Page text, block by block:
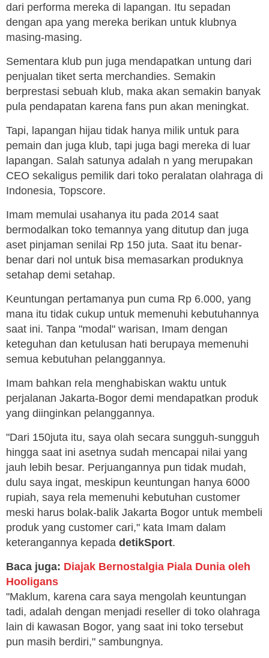
dari performa mereka di lapangan. Itu sepadan
dengan apa yang mereka berikan untuk klubnya
masing-masing.
Sementara klub pun juga mendapatkan untung dari
penjualan tiket serta merchandies. Semakin
berprestasi sebuah klub, maka akan semakin banyak
pula pendapatan karena fans pun akan meningkat.
Tapi, lapangan hijau tidak hanya milik untuk para
pemain dan juga klub, tapi juga bagi mereka di luar
lapangan. Salah satunya adalah n yang merupakan
CEO sekaligus pemilik dari toko peralatan olahraga di
Indonesia, Topscore.
Imam memulai usahanya itu pada 2014 saat
bermodalkan toko temannya yang ditutup dan juga
aset pinjaman senilai Rp 150 juta. Saat itu benar-
benar dari nol untuk bisa memasarkan produknya
setahap demi setahap.
Keuntungan pertamanya pun cuma Rp 6.000, yang
mana itu tidak cukup untuk memenuhi kebutuhannya
saat ini. Tanpa "modal" warisan, Imam dengan
keteguhan dan ketulusan hati berupaya memenuhi
semua kebutuhan pelanggannya.
Imam bahkan rela menghabiskan waktu untuk
perjalanan Jakarta-Bogor demi mendapatkan produk
yang diinginkan pelanggannya.
"Dari 150juta itu, saya olah secara sungguh-sungguh
hingga saat ini asetnya sudah mencapai nilai yang
jauh lebih besar. Perjuangannya pun tidak mudah,
dulu saya ingat, meskipun keuntungan hanya 6000
rupiah, saya rela memenuhi kebutuhan customer
meski harus bolak-balik Jakarta Bogor untuk membeli
produk yang customer cari," kata Imam dalam
keterangannya kepada detikSport.
Baca juga: Diajak Bernostalgia Piala Dunia oleh
Hooligans
"Maklum, karena cara saya mengolah keuntungan
tadi, adalah dengan menjadi reseller di toko olahraga
lain di kawasan Bogor, yang saat ini toko tersebut
pun masih berdiri," sambungnya.